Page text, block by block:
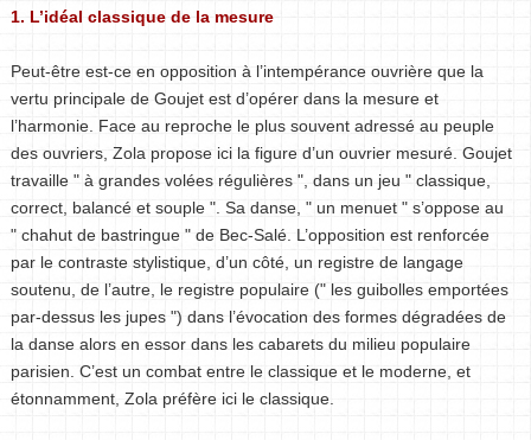
1. L’idéal classique de la mesure
Peut-être est-ce en opposition à l’intempérance ouvrière que la
vertu principale de Goujet est d’opérer dans la mesure et
l’harmonie. Face au reproche le plus souvent adressé au peuple
des ouvriers, Zola propose ici la figure d’un ouvrier mesuré. Goujet
travaille " à grandes volées régulières ", dans un jeu " classique,
correct, balancé et souple ". Sa danse, " un menuet " s’oppose au
" chahut de bastringue " de Bec-Salé. L’opposition est renforcée
par le contraste stylistique, d’un côté, un registre de langage
soutenu, de l’autre, le registre populaire (" les guibolles emportées
par-dessus les jupes ") dans l’évocation des formes dégradées de
la danse alors en essor dans les cabarets du milieu populaire
parisien. C’est un combat entre le classique et le moderne, et
étonnamment, Zola préfère ici le classique.